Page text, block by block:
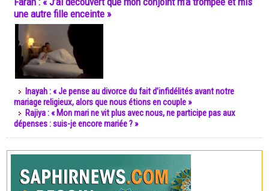
une autre fille enceinte »
Inayah : « Je pense au divorce du fait d’infidélités avant notre
mariage religieux, alors que nous étions en couple »
Rajiya : « Mon mari ne vit plus avec nous, ne participe pas aux
dépenses : suis-je encore mariée ? »